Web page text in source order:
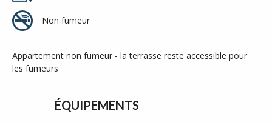
Non fumeur
Appartement non fumeur - la terrasse reste accessible pour
les fumeurs
ÉQUIPEMENTS